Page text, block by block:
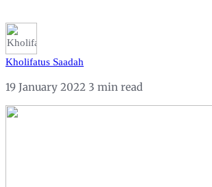
Kholifatus Saadah
19 January 2022 3 min read